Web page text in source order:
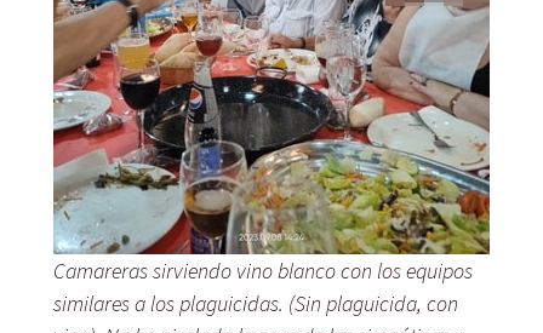
Camareras sirviendo vino blanco con los equipos
similares a los plaguicidas. (Sin plaguicida, con